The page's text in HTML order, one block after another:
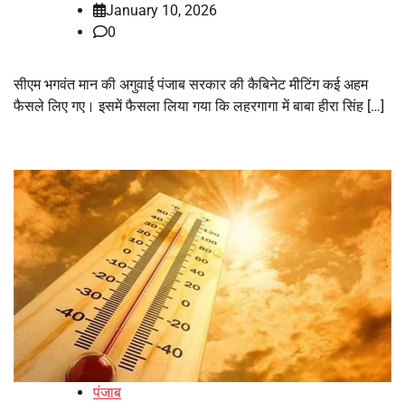
January 10, 2026
0
सीएम भगवंत मान की अगुवाई पंजाब सरकार की कैबिनेट मीटिंग कई अहम
फैसले लिए गए। इसमें फैसला लिया गया कि लहरगागा में बाबा हीरा सिंह […]
पंजाब